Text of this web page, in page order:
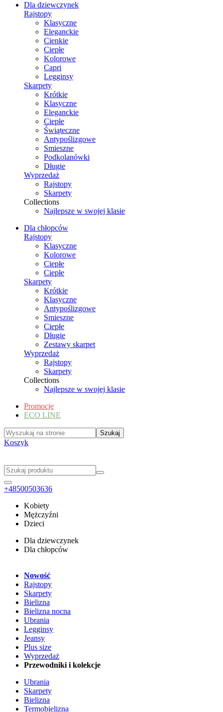
Dla dziewczynek
Rajstopy
Klasyczne
Eleganckie
Cienkie
Ciepłe
Kolorowe
Capri
Legginsy
Skarpety
Krótkie
Klasyczne
Eleganckie
Ciepłe
Świąteczne
Antypoślizgowe
Smieszne
Podkolanówki
Długie
Wyprzedaż
Rajstopy
Skarpety
Collections
Najlepsze w swojej klasie
Dla chłopców
Rajstopy
Klasyczne
Kolorowe
Ciepłe
Ciepłe
Skarpety
Krótkie
Klasyczne
Antypoślizgowe
Smieszne
Ciepłe
Długie
Zestawy skarpet
Wyprzedaż
Rajstopy
Skarpety
Collections
Najlepsze w swojej klasie
Promocje
ECO LINE
Koszyk
+48500503636
Kobiety
Mężczyźni
Dzieci
Dla dziewczynek
Dla chłopców
Nowość
Rajstopy
Skarpety
Bielizna
Bielizna nocna
Ubrania
Legginsy
Jeansy
Plus size
Wyprzedaż
Przewodniki i kolekcje
Ubrania
Skarpety
Bielizna
Termobielizna